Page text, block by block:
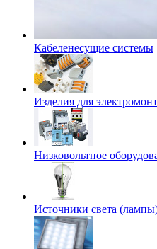
Кабеленесущие системы
Изделия для
Низковольтное
Источники света